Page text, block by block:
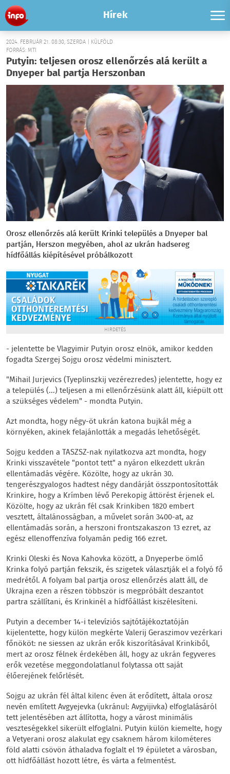
Hírek
2024. FEBRUÁR 21. 08:30, SZERDA | KÜLFÖLD
FORRÁS: MTI
Putyin: teljesen orosz ellenőrzés alá került a
Dnyeper bal partja Herszonban
Orosz ellenőrzés alá került Krinki település a Dnyeper bal
partján, Herszon megyében, ahol az ukrán hadsereg
hídfőállás kiépítésével próbálkozott
HIRDETÉS
- jelentette be Vlagyimir Putyin orosz elnök, amikor kedden
fogadta Szergej Sojgu orosz védelmi minisztert.
"Mihail Jurjevics (Tyeplinszkij vezérezredes) jelentette, hogy ez
a település (...) teljesen a mi ellenőrzésünk alatt áll, kiépült ott
a szükséges védelem" - mondta Putyin.
Azt mondta, hogy négy-öt ukrán katona bujkál még a
környéken, akinek felajánlották a megadás lehetőségét.
Sojgu kedden a TASZSZ-nak nyilatkozva azt mondta, hogy
Krinki visszavétele "pontot tett" a nyáron elkezdett ukrán
ellentámadás végére. Közölte, hogy az ukrán 30.
tengerészgyalogos hadtest négy dandárját összpontosították
Krinkire, hogy a Krímben lévő Perekopig áttörést érjenek el.
Közölte, hogy az ukrán fél csak Krinkiben 1820 embert
vesztett, általánosságban, a művelet során 3400-at, az
ellentámadás során, a herszoni frontszakaszon 13 ezret, az
egész ellenoffenzíva folyamán pedig 166 ezret.
Krinki Oleski és Nova Kahovka között, a Dnyeperbe ömlő
Krinka folyó partján fekszik, és szigetek választják el a folyó fő
medrétől. A folyam bal partja orosz ellenőrzés alatt áll, de
Ukrajna ezen a részen többször is megpróbált deszantot
partra szállítani, és Krinkinél a hídfőállást kiszélesíteni.
Putyin a december 14-i televíziós sajtótájékoztatóján
kijelentette, hogy külön megkérte Valerij Geraszimov vezérkari
főnököt: ne siessen az ukrán erők kiszorításával Krinkiből,
mert az orosz félnek érdekében áll, hogy az ukrán fegyveres
erők vezetése meggondolatlanul folytassa ott saját
élőerejének felőrlését.
Sojgu az ukrán fél által kilenc éven át erődített, általa orosz
nevén említett Avgyejevka (ukránul: Avgyijivka) elfoglalásáról
tett jelentésében azt állította, hogy a várost minimális
veszteségekkel sikerült elfoglalni. Putyin külön kiemelte, hogy
a Vetyerani orosz alakulat egy csaknem három kilométeres
föld alatti csövön áthaladva foglalt el 19 épületet a városban,
ott hídfőállást hozott létre, és várta a felmentést.